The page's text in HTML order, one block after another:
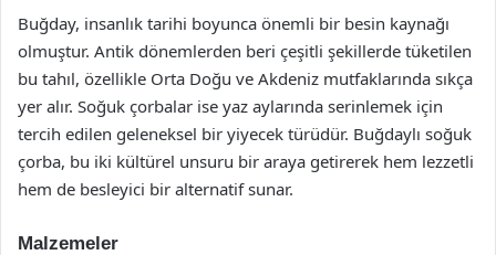
Buğday, insanlık tarihi boyunca önemli bir besin kaynağı
olmuştur. Antik dönemlerden beri çeşitli şekillerde tüketilen
bu tahıl, özellikle Orta Doğu ve Akdeniz mutfaklarında sıkça
yer alır. Soğuk çorbalar ise yaz aylarında serinlemek için
tercih edilen geleneksel bir yiyecek türüdür. Buğdaylı soğuk
çorba, bu iki kültürel unsuru bir araya getirerek hem lezzetli
hem de besleyici bir alternatif sunar.
Malzemeler